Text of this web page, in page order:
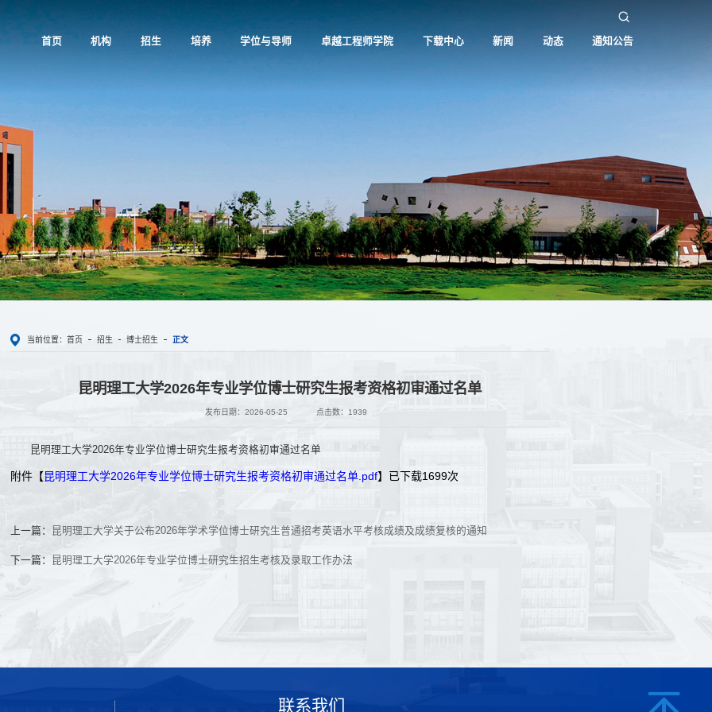
首页 机构 招生 培养 学位与导师 卓越工程师学院 下载中心 新闻 动态 通知公告
当前位置： 首页 招生 博士招生 正文
昆明理工大学2026年专业学位博士研究生报考资格初审通过名单
发布日期：2026-05-25 点击数： 1939
昆明理工大学2026年专业学位博士研究生报考资格初审通过名单
附件【昆明理工大学2026年专业学位博士研究生报考资格初审通过名单.pdf】已下载1699次
上一篇： 昆明理工大学关于公布2026年学术学位博士研究生普通招考英语水平考核成绩及成绩复核的通知
下一篇： 昆明理工大学2026年专业学位博士研究生招生考核及录取工作办法
联系我们